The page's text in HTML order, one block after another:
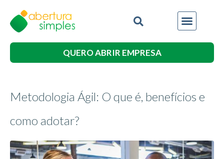
QUERO ABRIR EMPRESA
Metodologia Ágil: O que é, benefícios e
como adotar?